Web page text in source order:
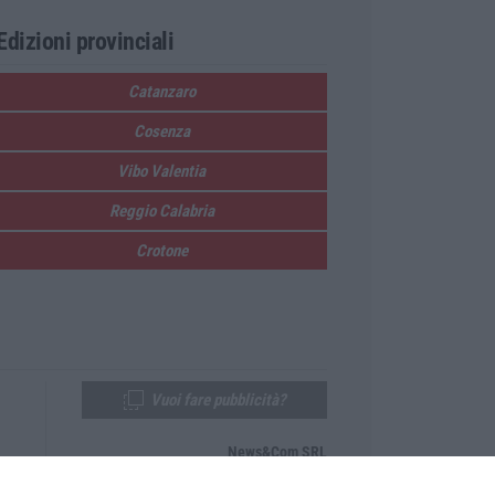
provinciali
Catanzaro
Cosenza
Vibo Valentia
Reggio Calabria
Crotone
News&Com SRL